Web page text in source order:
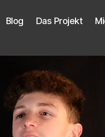
Blog Das Pro­jekt